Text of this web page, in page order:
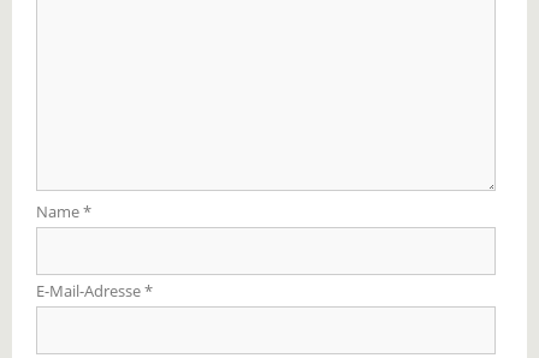
Name*
E-Mail-Adresse*